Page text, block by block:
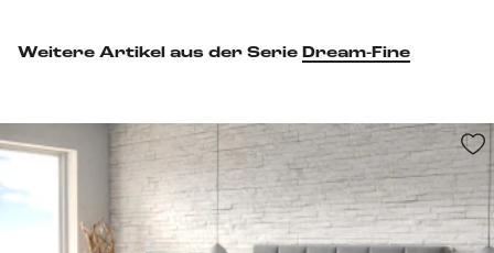
Weitere Artikel aus der Serie Dream-Fine